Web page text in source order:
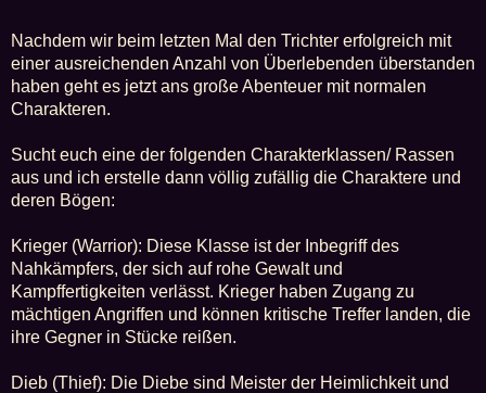
Nachdem wir beim letzten Mal den Trichter erfolgreich mit
einer ausreichenden Anzahl von Überlebenden überstanden
haben geht es jetzt ans große Abenteuer mit normalen
Charakteren.
Sucht euch eine der folgenden Charakterklassen/ Rassen
aus und ich erstelle dann völlig zufällig die Charaktere und
deren Bögen:
Krieger (Warrior): Diese Klasse ist der Inbegriff des
Nahkämpfers, der sich auf rohe Gewalt und
Kampffertigkeiten verlässt. Krieger haben Zugang zu
mächtigen Angriffen und können kritische Treffer landen, die
ihre Gegner in Stücke reißen.
Dieb (Thief): Die Diebe sind Meister der Heimlichkeit und